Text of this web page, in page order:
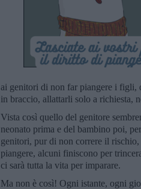
ai genitori di non far piangere i figli,
in braccio, allattarli solo a richiesta,
Vista così quello del genitore
neonato prima e del bambino poi,
genitori, pur di non correre il
piangere, alcuni finiscono per
ci sarà tutta la vita per imparare.
Ma non è così! Ogni istante, ogni